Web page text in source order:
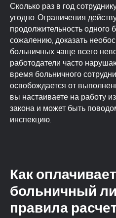
Сколько раз в год
угодно. Ограничения
продолжительность одного
сожалению, доказать
больничных чаще всего
работодатели часто
время больничного
освобождается от
вы настаиваете на работу
закона и может быть
инспекцию.
Как
больничный
правила